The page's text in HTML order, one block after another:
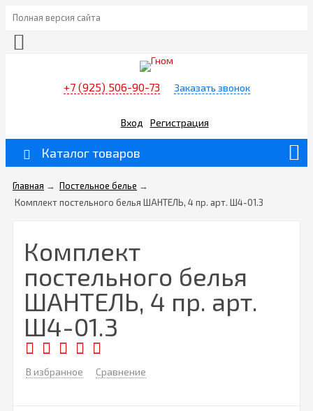
Полная версия сайта
+7 (925) 506-90-73 Заказать звонок
Вход Регистрация
Каталог товаров
Главная → Постельное белье →
Комплект постельного белья ШАНТЕЛЬ, 4 пр. арт. Ш4-01.3
Комплект
постельного белья
ШАНТЕЛЬ, 4 пр. арт.
Ш4-01.3
В избранное Сравнение